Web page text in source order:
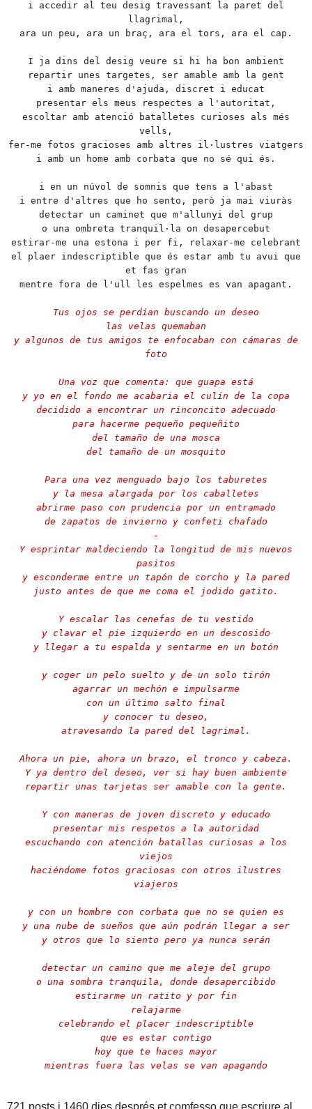
i accedir al teu desig travessant la paret del
llagrimal,
ara un peu, ara un braç, ara el tors, ara el cap.
I ja dins del desig veure si hi ha bon ambient
repartir unes targetes, ser amable amb la gent
i amb maneres d'ajuda, discret i educat
presentar els meus respectes a l'autoritat,
escoltar amb atenció batalletes curioses als més
vells,
fer-me fotos gracioses amb altres il·lustres viatgers
i amb un home amb corbata que no sé qui és.
i en un núvol de somnis que tens a l'abast
i entre d'altres que ho sento, però ja mai viuràs
detectar un caminet que m'allunyi del grup
o una ombreta tranquil·la on desapercebut
estirar-me una estona i per fi, relaxar-me celebrant
el plaer indescriptible que és estar amb tu avui que
et fas gran
mentre fora de l'ull les espelmes es van apagant.
Tus ojos se perdían buscando un deseo
las velas quemaban
y algunos de tus amigos te enfocaban con cámaras de
foto
Una voz que comenta: que guapa está
y yo en el fondo me acabaria el culín de la copa
decidido a encontrar un rinconcito adecuado
para hacerme pequeño pequeñito
del tamaño de una mosca
del tamaño de un mosquito
Para una vez menguado bajo los taburetes
y la mesa alargada por los caballetes
abrirme paso con prudencia por un entramado
de zapatos de invierno y confeti chafado
-
Y esprintar maldeciendo la longitud de mis nuevos
pasitos
y esconderme entre un tapón de corcho y la pared
justo antes de que me coma el jodido gatito.
Y escalar las cenefas de tu vestido
y clavar el pie izquierdo en un descosido
y llegar a tu espalda y sentarme en un botón
y coger un pelo suelto y de un solo tirón
agarrar un mechón e impulsarme
con un último salto final
y conocer tu deseo,
atravesando la pared del lagrimal.
Ahora un pie, ahora un brazo, el tronco y cabeza.
Y ya dentro del deseo, ver si hay buen ambiente
repartir unas tarjetas ser amable con la gente.
Y con maneras de joven discreto y educado
presentar mis respetos a la autoridad
escuchando con atención batallas curiosas a los
viejos
haciéndome fotos graciosas con otros ilustres
viajeros
y con un hombre con corbata que no se quien es
y una nube de sueños que aún podrán llegar a ser
y otros que lo siento pero ya nunca serán
detectar un camino que me aleje del grupo
o una sombra tranquila, donde desapercibido
estirarme un ratito y por fin
relajarme
celebrando el placer indescriptible
que es estar contigo
hoy que te haces mayor
mientras fuera las velas se van apagando